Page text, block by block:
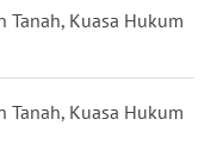
Tanah, Kuasa Hukum
Tanah, Kuasa Hukum